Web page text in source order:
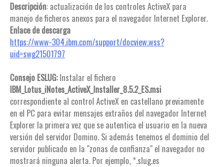
Descripción: actualización de los controles ActiveX para
manejo de ficheros anexos para el navegador Internet Explorer.
Enlace de descarga
https://www-304.ibm.com/support/docview.wss?
uid=swg21501797
Consejo ESLUG:Instalar el fichero
IBM_Lotus_iNotes_ActiveX_Installer_8.5.2_ES.msi
correspondiente al control ActiveX en castellano previamente
en el PC para evitar mensajes extraños del navegador Internet
Explorer la primera vez que se autentica el usuario en la nueva
versión del servidor Domino. Si además tenemos el dominio del
servidor publicado en la "zonas de confianza" el navegador no
mostrará ninguna alerta. Por ejemplo, *.slug.es